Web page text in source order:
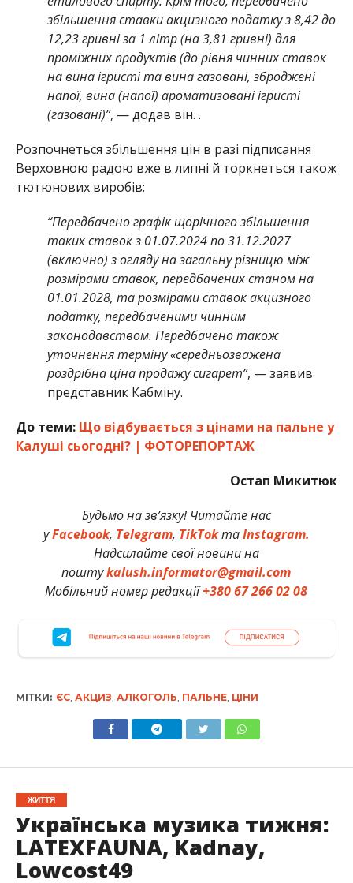
збільшення ставки акцизного податку з 8,42 до
12,23 гривні за 1 літр (на 3,81 гривні) для
проміжних продуктів (до рівня чинних ставок
на вина ігристі та вина газовані, зброджені
напої, вина (напої) ароматизовані ігристі
(газовані)”, — додав він. .
Розпочнеться збільшення цін в разі підписання
Верховною радою вже в липні й торкнеться також
тютюнових виробів:
“Передбачено графік щорічного збільшення
таких ставок з 01.07.2024 по 31.12.2027
(включно) з огляду на загальну різницю між
розмірами ставок, передбачених станом на
01.01.2028, та розмірами ставок акцизного
податку, передбаченими чинним
законодавством. Передбачено також
уточнення терміну «середньозважена
роздрібна ціна продажу сигарет”, — заявив
представник Кабміну.
До теми: Що відбувається з цінами на пальне у
Калуші сьогодні? | ФОТОРЕПОРТАЖ
Остап Микитюк
Будьмо на зв’язку! Читайте нас
уFacebook, Telegram, TikTokтаInstagram.
Надсилайте свої новини на
поштуkalush.informator@gmail.com
Мобільний номер редакції+380 67 266 02 08
МІТКИ: ЄС, АКЦИЗ, АЛКОГОЛЬ, ПАЛЬНЕ, ЦІНИ
ЖИТТЯ
Українська музика тижня:
LATEXFAUNA, Kadnay,
Lowcost49